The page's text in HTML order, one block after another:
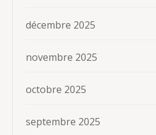
décembre 2025
novembre 2025
octobre 2025
septembre 2025